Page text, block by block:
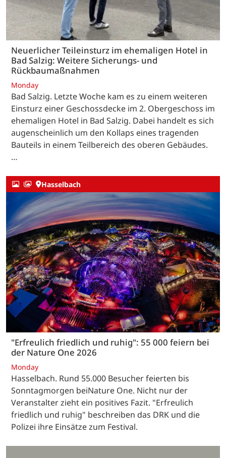
Neuerlicher Teileinsturz im ehemaligen Hotel in
Bad Salzig: Weitere Sicherungs- und
Rückbaumaßnahmen
Monday
Bad Salzig. Letzte Woche kam es zu einem weiteren
Einsturz einer Geschossdecke im 2. Obergeschoss im
ehemaligen Hotel in Bad Salzig. Dabei handelt es sich
augenscheinlich um den Kollaps eines tragenden
Bauteils in einem Teilbereich des oberen Gebäudes.
…
Hasselbach
"Erfreulich friedlich und ruhig": 55 000 feiern bei
der Nature One 2026
Monday
Hasselbach. Rund 55.000 Besucher feierten bis
Sonntagmorgen beiNature One. Nicht nur der
Veranstalter zieht ein positives Fazit. "Erfreulich
friedlich und ruhig" beschreiben das DRK und die
Polizei ihre Einsätze zum Festival.